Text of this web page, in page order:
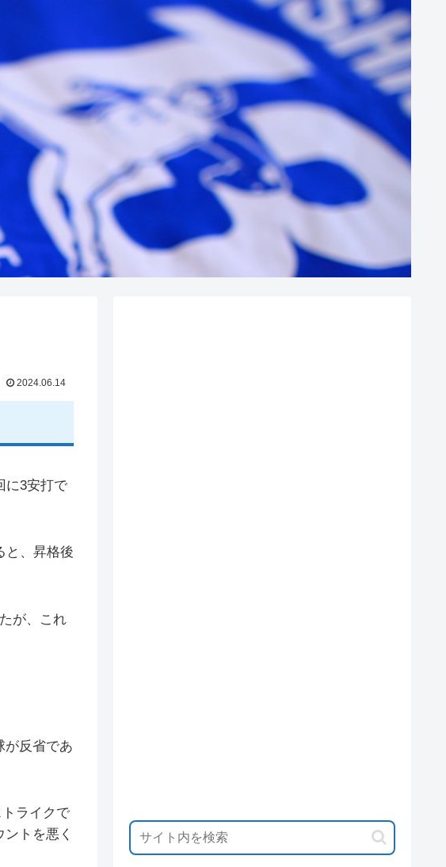
2024.06.14
に3安打で
と、昇格後
が、これ
が反省であ
ライクで
トを悪く